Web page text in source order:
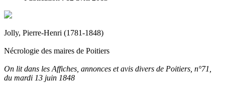
Jolly, Pierre-Henri (1781-1848)
Nécrologie des maires de Poitiers
On lit dans les Affiches, annonces et avis divers de Poitiers, n°71,
du mardi 13 juin 1848